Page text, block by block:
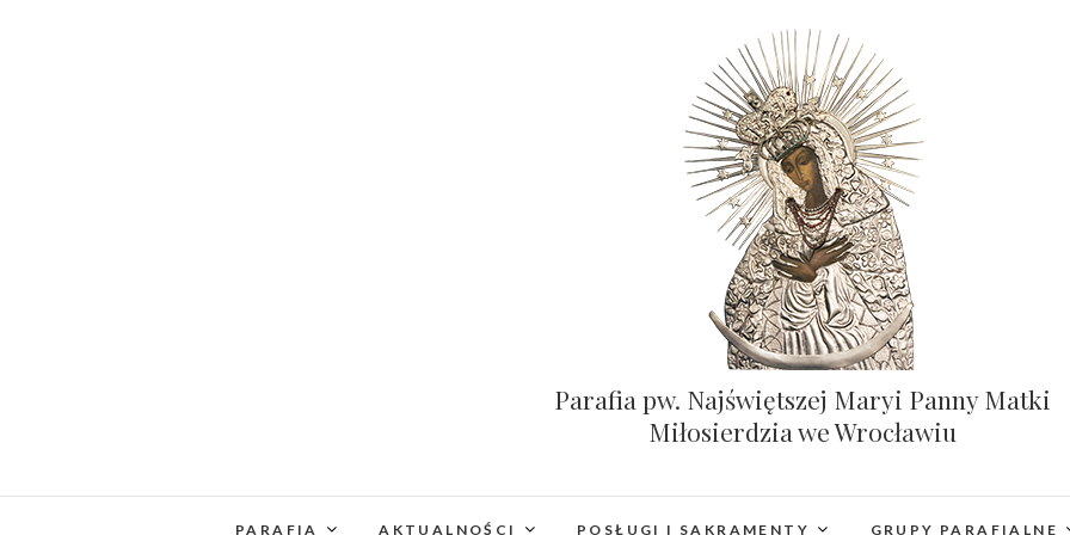
Parafia pw. Najświętszej Maryi Panny Matki
Miłosierdzia we Wrocławiu
PARAFIA AKTUALNOŚCI POSŁUGI I SAKRAMENTY GRUPY PARAFIALNE